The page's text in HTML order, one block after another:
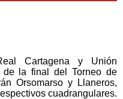
Cartagena y Unión
de la final del Torneo de
Orsomarso y Llaneros,
cuadrangulares.